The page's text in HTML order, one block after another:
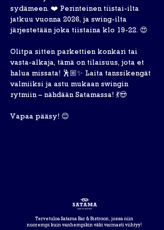
sydämeen. ❤️ Perinteinen tiistai-ilta
jatkuu vuonna 2026, ja swing-ilta
järjestetään joka tiistaina klo 19-22. 😍
Olitpa sitten parkettien konkari tai
vasta-alkaja, tämä on tilaisuus, jota et
halua missata! 🕺🏼✨ Laita tanssikengät
valmiiksi ja astu mukaan swingin
rytmiin – nähdään Satamassa! 💃😍
Vapaa pääsy! 😊
Tervetuloa Satama Bar & Bistroon, jossa niin
nuorempi kuin vanhempikin väki varmasti viihtyy!